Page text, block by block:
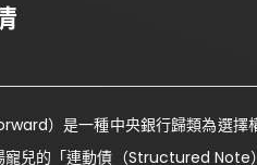
）是一種中央銀行歸類為選擇
兒的「連動債（Structured Note